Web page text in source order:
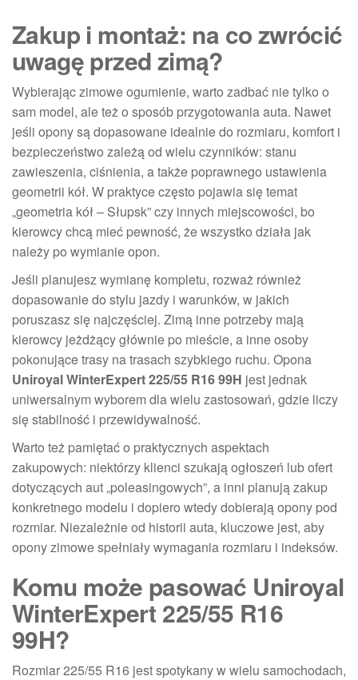
Zakup i montaż: na co zwrócić
uwagę przed zimą?
Wybierając zimowe ogumienie, warto zadbać nie tylko o
sam model, ale też o sposób przygotowania auta. Nawet
jeśli opony są dopasowane idealnie do rozmiaru, komfort i
bezpieczeństwo zależą od wielu czynników: stanu
zawieszenia, ciśnienia, a także poprawnego ustawienia
geometrii kół. W praktyce często pojawia się temat
„geometria kół – Słupsk” czy innych miejscowości, bo
kierowcy chcą mieć pewność, że wszystko działa jak
należy po wymianie opon.
Jeśli planujesz wymianę kompletu, rozważ również
dopasowanie do stylu jazdy i warunków, w jakich
poruszasz się najczęściej. Zimą inne potrzeby mają
kierowcy jeżdżący głównie po mieście, a inne osoby
pokonujące trasy na trasach szybkiego ruchu. Opona
Uniroyal WinterExpert 225/55 R16 99H jest jednak
uniwersalnym wyborem dla wielu zastosowań, gdzie liczy
się stabilność i przewidywalność.
Warto też pamiętać o praktycznych aspektach
zakupowych: niektórzy klienci szukają ogłoszeń lub ofert
dotyczących aut „poleasingowych”, a inni planują zakup
konkretnego modelu i dopiero wtedy dobierają opony pod
rozmiar. Niezależnie od historii auta, kluczowe jest, aby
opony zimowe spełniały wymagania rozmiaru i indeksów.
Komu może pasować Uniroyal
WinterExpert 225/55 R16
99H?
Rozmiar 225/55 R16 jest spotykany w wielu samochodach,